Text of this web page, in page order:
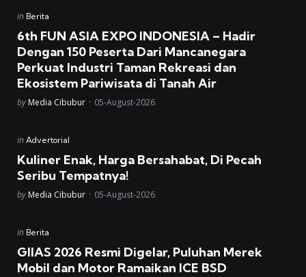
Posted
in Berita
6th FUN ASIA EXPO INDONESIA – Hadir
Dengan 150 Peserta Dari Mancanegara
Perkuat Industri Taman Rekreasi dan
Ekosistem Pariwisata di Tanah Air
Posted
by Media Cibubur 05-August-2026
Posted
in Advertorial
Kuliner Enak, Harga Bersahabat, Di Pecah
Seribu Tempatnya!
Posted
by Media Cibubur 05-August-2026
Posted
in Berita
GIIAS 2026 Resmi Digelar, Puluhan Merek
Mobil dan Motor Ramaikan ICE BSD